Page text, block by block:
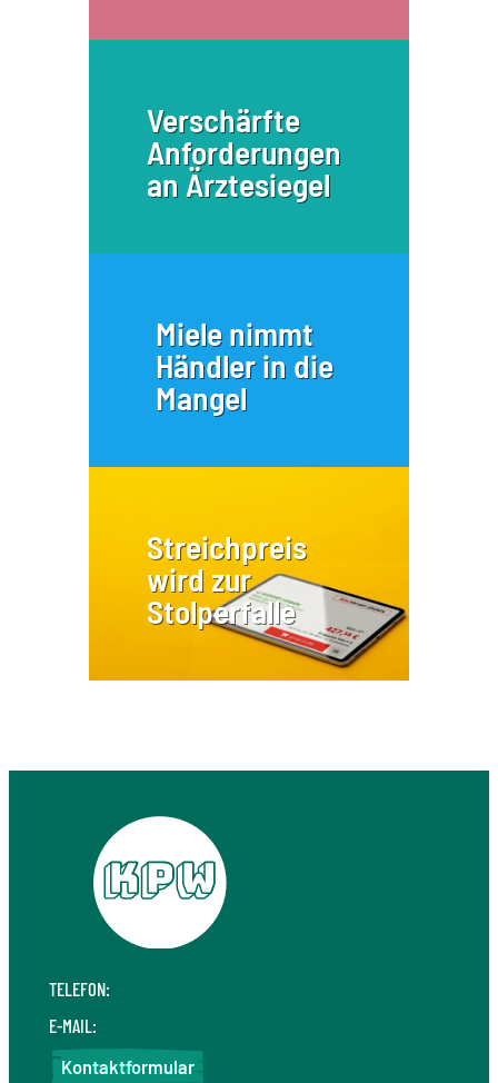
Verschärfte
Anforderungen
an Ärztesiegel
Miele nimmt
Händler in die
Mangel
Streichpreis
wird zur
Stolperfalle
TELEFON:
E-MAIL:
Kontaktformular